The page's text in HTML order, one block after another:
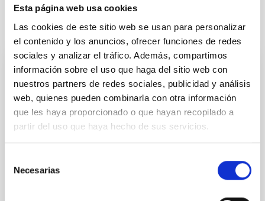
Esta página web usa cookies
Las cookies de este sitio web se usan para personalizar
el contenido y los anuncios, ofrecer funciones de redes
sociales y analizar el tráfico. Además, compartimos
información sobre el uso que haga del sitio web con
nuestros partners de redes sociales, publicidad y análisis
web, quienes pueden combinarla con otra información
que les haya proporcionado o que hayan recopilado a
partir del uso que haya hecho de sus servicios.
Necesarias
It may interest you
PRESS RELEASE
Spain, Slovakia and the Czech Republic
take the Lead in Europe’s Next-Generation
Solar Telescope
The European Solar Telescope (EST) project has
establishment of the Board of Governmental